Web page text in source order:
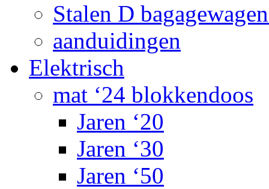
Stalen D
aanduidingen
Elektrisch
mat ‘24 blokkendoos
Jaren ‘20
Jaren ‘30
Jaren ‘50